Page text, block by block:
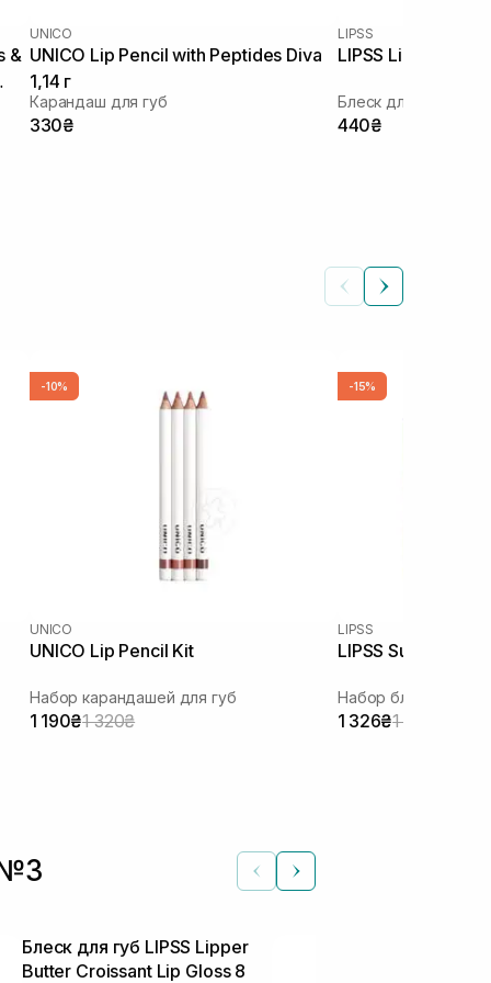
&
UNICO
UNICO Lip Pencil with Peptides Diva
1,14 г
Карандаш для губ
330₴
LIPSS
LIPSS Lipper Fig
Блеск для губ
440₴
-10%
UNICO
UNICO Lip Pencil Kit
Набор карандашей для губ
1 190₴1 320₴
-15%
LIPSS
LIPSS Summer
Набор блесков для
1 326₴1 560₴
№3
Блеск для губ LIPSS Lipper
Butter Croissant Lip Gloss 8